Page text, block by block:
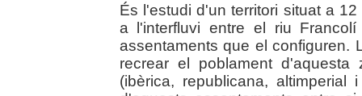
És l'estudi d'un territori situat a
a l'interfluvi entre el riu
assentaments que el configuren.
recrear el poblament
(ibèrica, republicana,